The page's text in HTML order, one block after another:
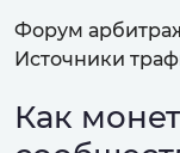
Форум
Источники
Как